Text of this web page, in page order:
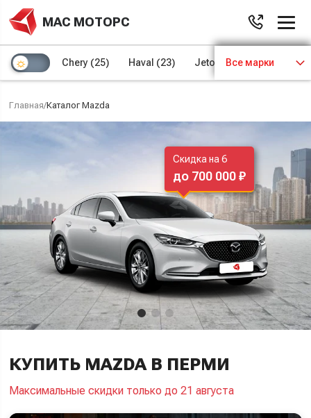
МАС МОТОРС
Chery (25) Haval (23) Jetour (8) Kaiyi (4)
Все марки
Главная/Каталог Mazda
КУПИТЬ MAZDA В ПЕРМИ
Максимальные скидки только до 21 августа
Скидка на 6
до 700 000 ₽